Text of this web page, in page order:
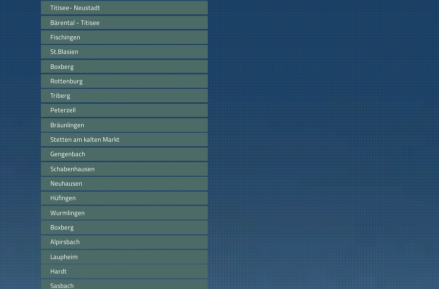
Titisee- Neustadt
Bärental - Titisee
Fischingen
St.Blasien
Boxberg
Rottenburg
Triberg
Peterzell
Bräunlingen
Stetten am kalten Markt
Gengenbach
Schabenhausen
Neuhausen
Hüfingen
Wurmlingen
Boxberg
Alpirsbach
Laupheim
Hardt
Sasbach